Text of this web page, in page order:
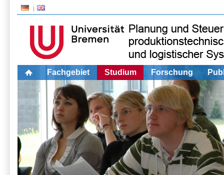
Fachgebiet Studium Forschung